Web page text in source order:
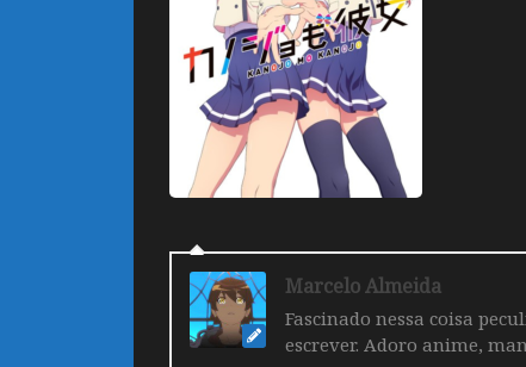
Marcelo Almeida
Fascinado nessa coisa
escrever. Adoro anime,